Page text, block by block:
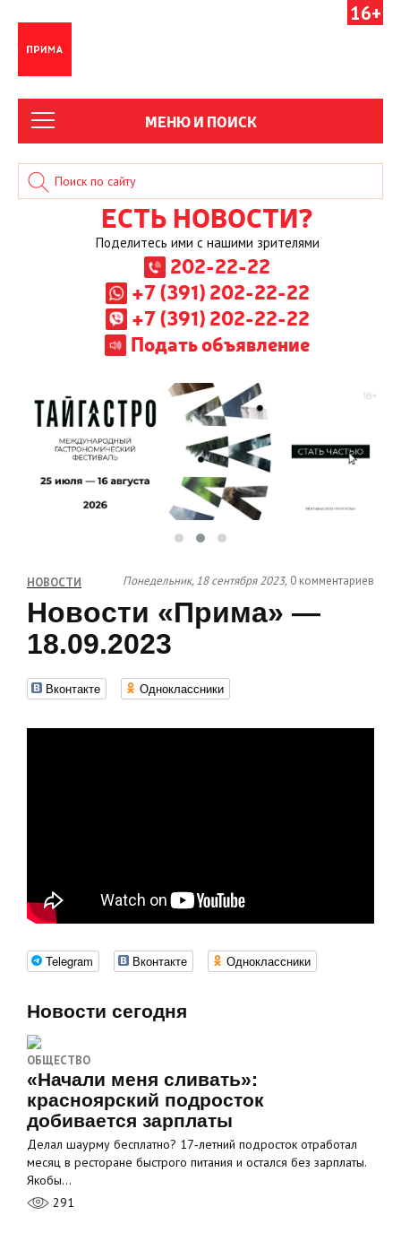
16+
МЕНЮ И ПОИСК
ЕСТЬ НОВОСТИ?
Поделитесь ими с нашими зрителями
202-22-22
+7 (391) 202-22-22
+7 (391) 202-22-22
Подать объявление
НОВОСТИ Понедельник, 18 сентября 2023, 0 комментариев
Новости «Прима» —
18.09.2023
Вконтакте Одноклассники
Telegram Вконтакте Одноклассники
Новости сегодня
ОБЩЕСТВО
«Начали меня сливать»:
красноярский подросток
добивается зарплаты
Делал шаурму бесплатно? 17‑летний подросток отработал
месяц в ресторане быстрого питания и остался без зарплаты.
Якобы…
291